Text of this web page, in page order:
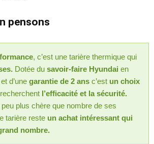
pensons
, c’est une tarière thermique qui
Dotée du savoir-faire Hyundai en
d’une garantie de 2 ans c’est un choix
l’efficacité et la sécurité.
plus chère que nombre de ses
tarière reste un achat intéressant qui
nombre.